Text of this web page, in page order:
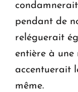
pendant de
reléguerait
entière à une
accentuerait
même.